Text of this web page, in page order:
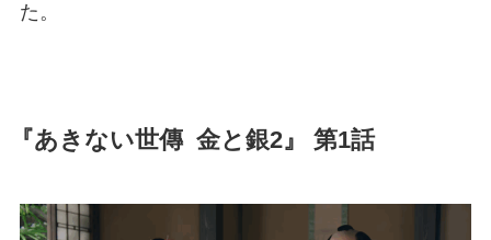
た。
『あきない世傳 金と銀2』 第1話